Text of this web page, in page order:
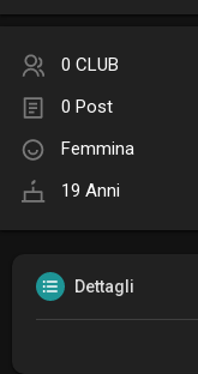
0 CLUB
0 Post
Femmina
19 Anni
Dettagli